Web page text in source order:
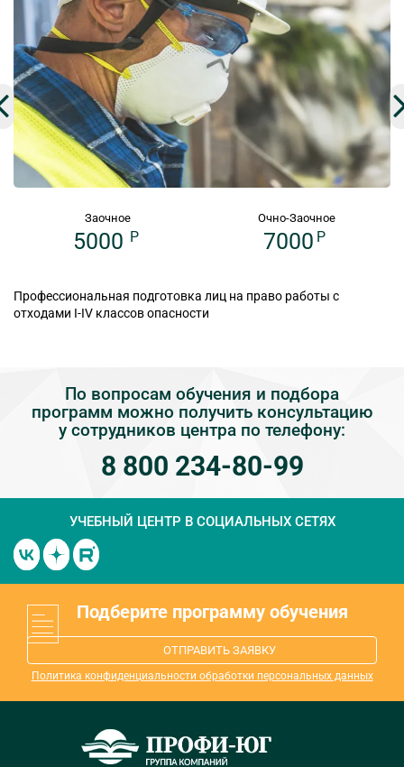
Заочное
5000 P
Очно-Заочное
7000 P
Профессиональная подготовка лиц на право работы с
отходами I-IV классов опасности
По вопросам обучения и подбора
программ можно получить консультацию
у сотрудников центра по телефону:
8 800 234-80-99
УЧЕБНЫЙ ЦЕНТР В СОЦИАЛЬНЫХ СЕТЯХ
Подберите программу обучения
ОТПРАВИТЬ ЗАЯВКУ
Политика конфиденциальности обработки персональных данных